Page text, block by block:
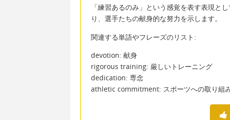
「練習あるのみ」という感覚を表す表現と
り、選手たちの献身的な努力を示します。
関連する単語やフレーズのリスト:
devotion: 献身
rigorous training: 厳しいトレーニング
dedication: 専念
athletic commitment: スポーツへの取り組